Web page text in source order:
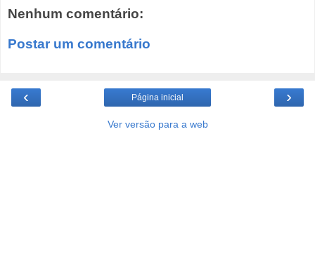
Nenhum comentário:
Postar um comentário
‹ ›
Página inicial
Ver versão para a web